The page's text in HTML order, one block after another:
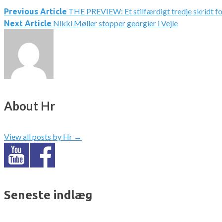
Indlægsnavigation
Previous Article THE PREVIEW: Et stilfærdigt tredje skridt
Next Article Nikki Møller stopper georgier i Vejle
About Hr
View all posts by Hr →
Seneste indlæg